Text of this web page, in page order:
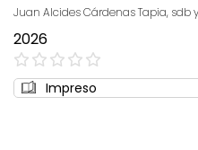
Juan Alcides Cárdenas Tapia, sdb
2026
0%
Impreso